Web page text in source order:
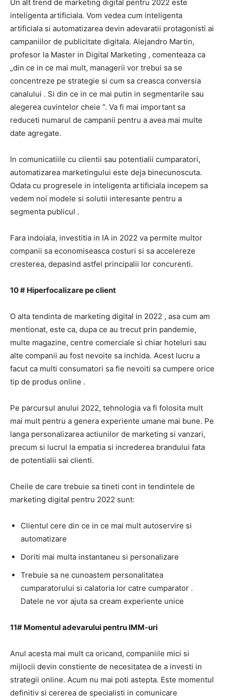
Un alt trend de marketing digital pentru 2022 este
inteligenta artificiala. Vom vedea cum inteligenta
artificiala si automatizarea devin adevaratii protagonisti ai
campaniilor de publicitate digitala. Alejandro Martin,
profesor la Master in Digital Marketing , comenteaza ca
„din ce in ce mai mult, managerii vor trebui sa se
concentreze pe strategie si cum sa creasca conversia
canalului . Si din ce in ce mai putin in segmentarile sau
alegerea cuvintelor cheie ”. Va fi mai important sa
reduceti numarul de campanii pentru a avea mai multe
date agregate.
In comunicatiile cu clientii sau potentialii cumparatori,
automatizarea marketingului este deja binecunoscuta.
Odata cu progresele in inteligenta artificiala incepem sa
vedem noi modele si solutii interesante pentru a
segmenta publicul .
Fara indoiala, investitia in IA in 2022 va permite multor
companii sa economiseasca costuri si sa accelereze
cresterea, depasind astfel principalii lor concurenti.
10 # Hiperfocalizare pe client
O alta tendinta de marketing digital in 2022 , asa cum am
mentionat, este ca, dupa ce au trecut prin pandemie,
multe magazine, centre comerciale si chiar hoteluri sau
alte companii au fost nevoite sa inchida. Acest lucru a
facut ca multi consumatori sa fie nevoiti sa cumpere orice
tip de produs online .
Pe parcursul anului 2022, tehnologia va fi folosita mult
mai mult pentru a genera experiente umane mai bune. Pe
langa personalizarea actiunilor de marketing si vanzari,
precum si lucrul la empatia si increderea brandului fata
de potentialii sai clienti.
Cheile de care trebuie sa tineti cont in tendintele de
marketing digital pentru 2022 sunt:
Clientul cere din ce in ce mai mult autoservire si
automatizare
Doriti mai multa instantaneu si personalizare
Trebuie sa ne cunoastem personalitatea
cumparatorului si calatoria lor catre cumparator .
Datele ne vor ajuta sa cream experiente unice
11# Momentul adevarului pentru IMM-uri
Anul acesta mai mult ca oricand, companiile mici si
mijlocii devin constiente de necesitatea de a investi in
strategii online. Acum nu mai poti astepta. Este momentul
definitiv si cererea de specialisti in comunicare